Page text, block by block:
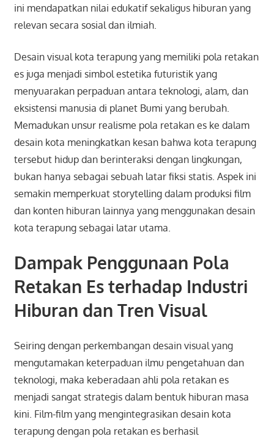
ini mendapatkan nilai edukatif sekaligus hiburan yang
relevan secara sosial dan ilmiah.
Desain visual kota terapung yang memiliki pola retakan
es juga menjadi simbol estetika futuristik yang
menyuarakan perpaduan antara teknologi, alam, dan
eksistensi manusia di planet Bumi yang berubah.
Memadukan unsur realisme pola retakan es ke dalam
desain kota meningkatkan kesan bahwa kota terapung
tersebut hidup dan berinteraksi dengan lingkungan,
bukan hanya sebagai sebuah latar fiksi statis. Aspek ini
semakin memperkuat storytelling dalam produksi film
dan konten hiburan lainnya yang menggunakan desain
kota terapung sebagai latar utama.
Dampak Penggunaan Pola
Retakan Es terhadap Industri
Hiburan dan Tren Visual
Seiring dengan perkembangan desain visual yang
mengutamakan keterpaduan ilmu pengetahuan dan
teknologi, maka keberadaan ahli pola retakan es
menjadi sangat strategis dalam bentuk hiburan masa
kini. Film-film yang mengintegrasikan desain kota
terapung dengan pola retakan es berhasil